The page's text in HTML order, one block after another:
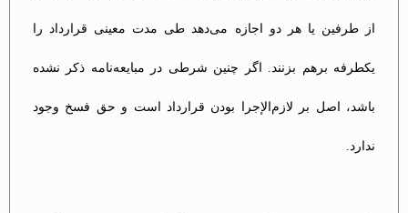
از طرفین یا هر دو اجازه می‌دهد طی مدت معینی قرارداد را
یکطرفه برهم بزنند. اگر چنین شرطی در مبایعه‌نامه ذکر نشده
باشد، اصل بر لازم‌الإجرا بودن قرارداد است و حق فسخ وجود
ندارد​.